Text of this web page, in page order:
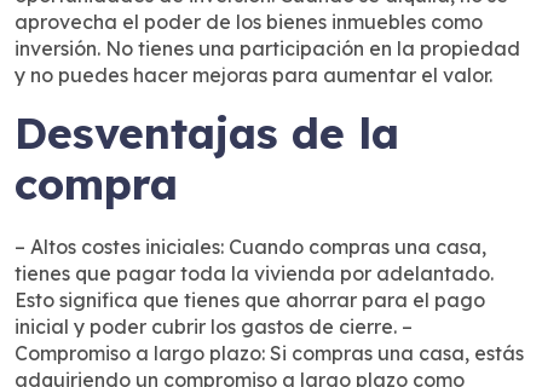
aprovecha el poder de los bienes inmuebles como
inversión. No tienes una participación en la propiedad
y no puedes hacer mejoras para aumentar el valor.
Desventajas de la
compra
– Altos costes iniciales: Cuando compras una casa,
tienes que pagar toda la vivienda por adelantado.
Esto significa que tienes que ahorrar para el pago
inicial y poder cubrir los gastos de cierre. –
Compromiso a largo plazo: Si compras una casa, estás
adquiriendo un compromiso a largo plazo como